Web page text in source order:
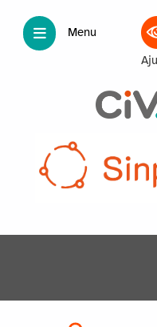
Menu